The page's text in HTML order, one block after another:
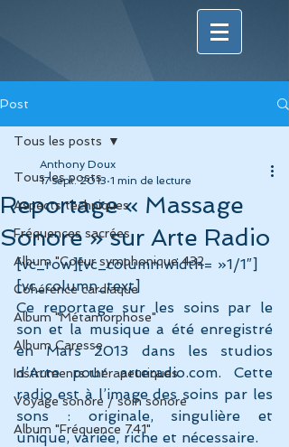
Post
Tous les posts
Aspects techniques
Fréquences sacrées
Album "Coeur symphonique 432
Cohérence cardiaque
Album "Métamorphose"
Album Caresse
Instruments thérapeutiques
Voyage sonore / soin sonore
Album "Fréquence 741"
Tous les posts
Reportage « Massage
Sonore » sur Arte Radio
Anthony Doux
17 sept. 2013 1 min de lecture
[vc_row][vc_column width= »1/1″]
[vc_column_text]
Ce reportage sur les soins par le
son et la musique a été enregistré
en Mars 2013 dans les studios
d’Arte pour arteradio.com. Cette
radio est à l’image des soins par les
sons : originale, singulière et
unique, variée, riche et nécessaire.